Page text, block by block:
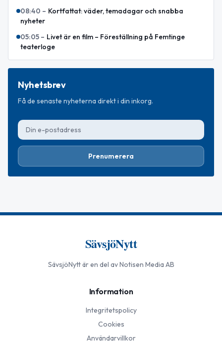
08:40 – Kortfattat: väder, temadagar och snabba
nyheter
05:05 – Livet är en film – Föreställning på Femtinge
teaterloge
Nyhetsbrev
Få de senaste nyheterna direkt i din inkorg.
Prenumerera
SävsjöNytt
SävsjöNyttär en del av Notisen Media AB
Information
Integritetspolicy
Cookies
Användarvillkor